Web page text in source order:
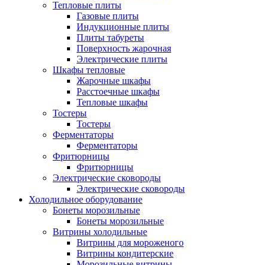
Тепловые плиты
Газовые плиты
Индукционные плиты
Плиты табуреты
Поверхность жарочная
Электрические плиты
Шкафы тепловые
Жарочные шкафы
Расстоечные шкафы
Тепловые шкафы
Тостеры
Тостеры
Ферментаторы
Ферментаторы
Фритюрницы
Фритюрницы
Электрические сковороды
Электрические сковороды
Холодильное оборудование
Бонеты морозильные
Бонеты морозильные
Витрины холодильные
Витрины для мороженого
Витрины кондитерские